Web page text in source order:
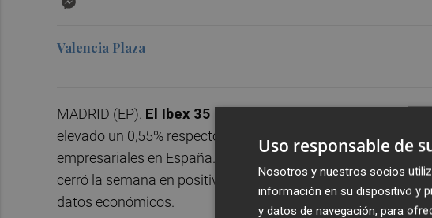
Valencia Plaza
MADRID (EP). El Ibex 35 ha cerrado la semana situado
elevado un 0,55% respecto al viernes de la semana pasada,
empresariales en España. En comparación con el jueves, el
cerró la semana en positivo en un periodo marcado por la
datos económicos.
Uso responsable de
Nosotros y nuestros socios
información en su dispositivo y
y datos de navegación, para